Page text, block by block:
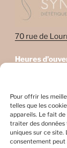
Pour offrir les
telles que les
appareils. Le fait
traiter des données
uniques sur ce site.
consentement
70 rue de
Heures
Lundi:
Mercredi:
Jeudi: 08:45-
Vendredi:
Samedi: Fermé
Dimanche: